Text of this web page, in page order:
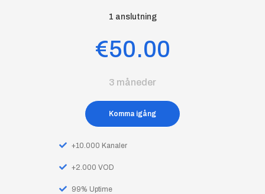
1 anslutning
€50.00
3 måneder
Komma igång
+10.000 Kanaler
+2.000 VOD
99% Uptime